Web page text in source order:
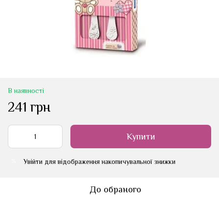
В наявності
241 грн
Купити
Увійти для відображення накопичувальної знижки
До обраного